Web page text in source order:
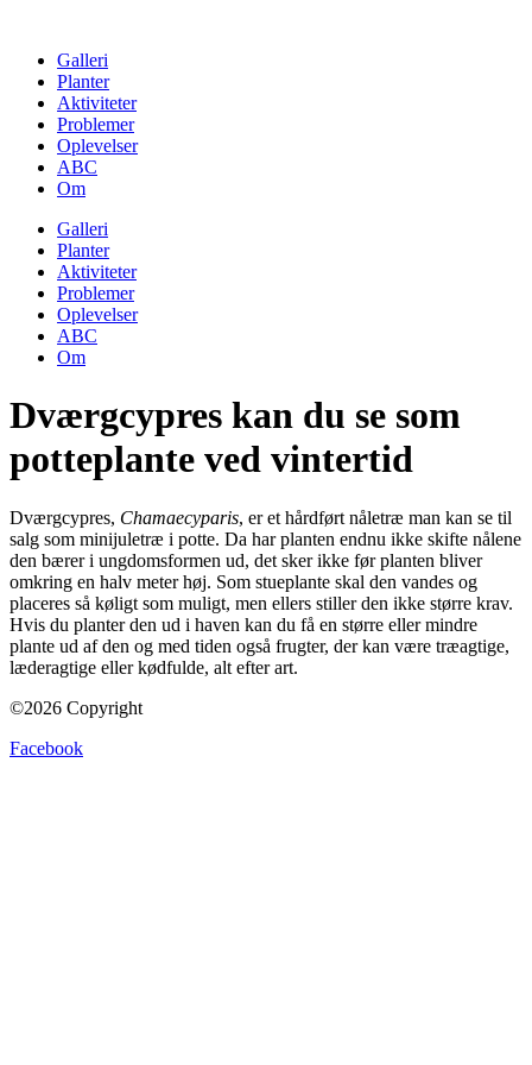
contentGalleri
Planter
Aktiviteter
Problemer
Oplevelser
ABC
Om
Galleri
Planter
Aktiviteter
Problemer
Oplevelser
ABC
Om
Dværgcypres kan du se som
potteplante ved vintertid
Dværgcypres, Chamaecyparis, er et hårdført nåletræ man kan se til
salg som minijuletræ i potte. Da har planten endnu ikke skifte nålene
den bærer i ungdomsformen ud, det sker ikke før planten bliver
omkring en halv meter høj. Som stueplante skal den vandes og
placeres så køligt som muligt, men ellers stiller den ikke større krav.
Hvis du planter den ud i haven kan du få en større eller mindre
plante ud af den og med tiden også frugter, der kan være træagtige,
læderagtige eller kødfulde, alt efter art.
©2026 Copyright
Facebook